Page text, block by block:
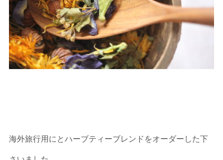
海外旅行用にとハーブティーブレンドをオーダーした下